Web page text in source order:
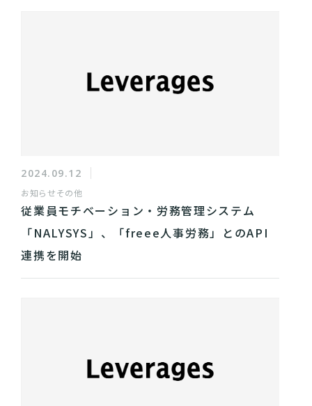
2024.09.12
お知らせその他
従業員モチベーション・労務管理システム
「NALYSYS」、「freee人事労務」とのAPI
連携を開始